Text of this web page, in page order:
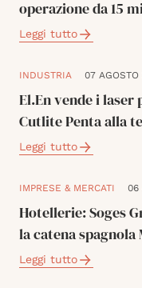
operazione da 15
Leggi tutto
INDUSTRIA 07 AGOSTO
El.En vende i
Cutlite Penta alla
Leggi tutto
IMPRESE & MERCATI 06
Hotellerie: Soges
la catena spagnola
Leggi tutto